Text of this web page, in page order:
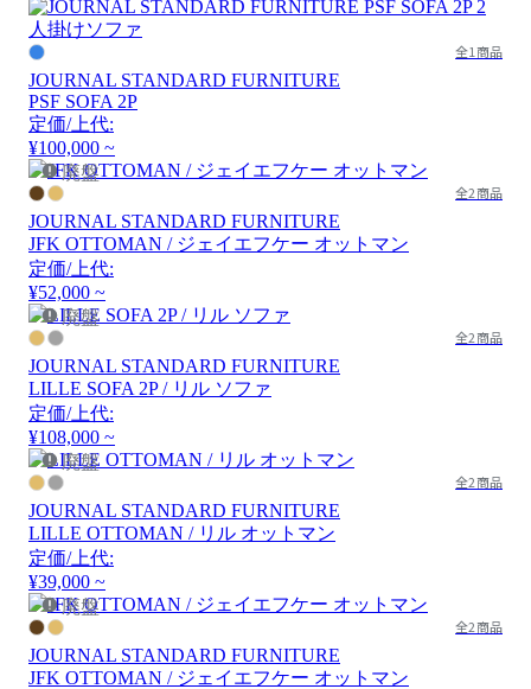
全1商品
JOURNAL STANDARD FURNITURE
PSF SOFA 2P
定価/上代:
¥100,000 ~
廃盤
全2商品
JOURNAL STANDARD FURNITURE
JFK OTTOMAN / ジェイエフケー オットマン
定価/上代:
¥52,000 ~
廃盤
全2商品
JOURNAL STANDARD FURNITURE
LILLE SOFA 2P / リル ソファ
定価/上代:
¥108,000 ~
廃盤
全2商品
JOURNAL STANDARD FURNITURE
LILLE OTTOMAN / リル オットマン
定価/上代:
¥39,000 ~
廃盤
全2商品
JOURNAL STANDARD FURNITURE
JFK OTTOMAN / ジェイエフケー オットマン